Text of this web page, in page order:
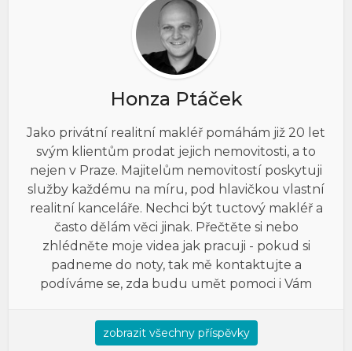
Honza Ptáček
Jako privátní realitní makléř pomáhám již 20 let
svým klientům prodat jejich nemovitosti, a to
nejen v Praze. Majitelům nemovitostí poskytuji
služby každému na míru, pod hlavičkou vlastní
realitní kanceláře. Nechci být tuctový makléř a
často dělám věci jinak. Přečtěte si nebo
zhlédněte moje videa jak pracuji - pokud si
padneme do noty, tak mě kontaktujte a
podíváme se, zda budu umět pomoci i Vám
zobrazit všechny příspěvky